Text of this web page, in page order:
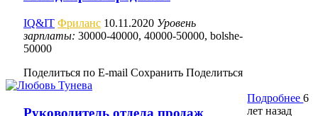
IQ&IT Фриланс 10.11.2020 Уровень
зарплаты: 30000-40000, 40000-50000, bolshe-
50000
Поделиться по E-mail Сохранить Поделиться
Руководитель отдела продаж
Подробнее6
лет назад